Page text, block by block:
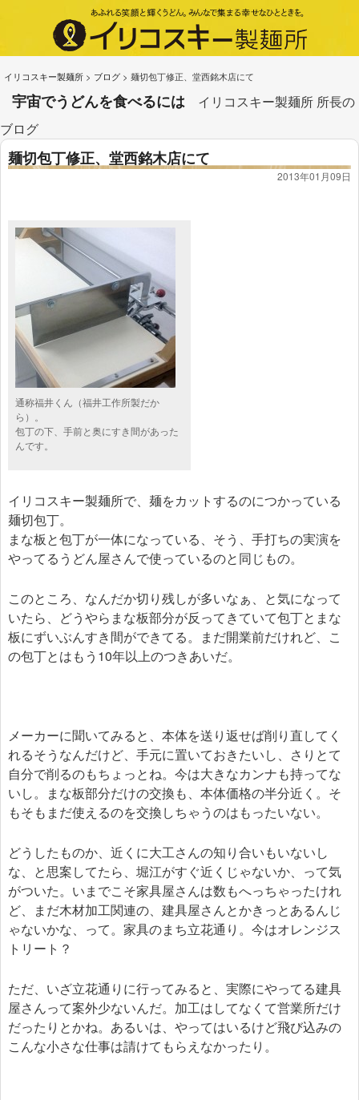
イリコスキー製麺所 > ブログ > 麺切包丁修正、堂西銘木店にて
宇宙でうどんを食べるには
イリコスキー製麺所 所長の
ブログ
麺切包丁修正、堂西銘木店にて
2013年01月09日
通称福井くん（福井工作所製だか
ら）。
包丁の下、手前と奥にすき間があった
んです。
イリコスキー製麺所で、麺をカットするのにつかっている
麺切包丁。
まな板と包丁が一体になっている、そう、手打ちの実演を
やってるうどん屋さんで使っているのと同じもの。
このところ、なんだか切り残しが多いなぁ、と気になって
いたら、どうやらまな板部分が反ってきていて包丁とまな
板にずいぶんすき間ができてる。まだ開業前だけれど、こ
の包丁とはもう10年以上のつきあいだ。
メーカーに聞いてみると、本体を送り返せば削り直してく
れるそうなんだけど、手元に置いておきたいし、さりとて
自分で削るのもちょっとね。今は大きなカンナも持ってな
いし。まな板部分だけの交換も、本体価格の半分近く。そ
もそもまだ使えるのを交換しちゃうのはもったいない。
どうしたものか、近くに大工さんの知り合いもいないし
な、と思案してたら、堀江がすぐ近くじゃないか、って気
がついた。いまでこそ家具屋さんは数もへっちゃったけれ
ど、まだ木材加工関連の、建具屋さんとかきっとあるんじ
ゃないかな、って。家具のまち立花通り。今はオレンジス
トリート？
ただ、いざ立花通りに行ってみると、実際にやってる建具
屋さんって案外少ないんだ。加工はしてなくて営業所だけ
だったりとかね。あるいは、やってはいるけど飛び込みの
こんな小さな仕事は請けてもらえなかったり。